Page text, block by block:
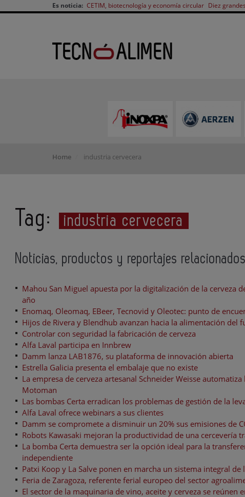
Es noticia: CETIM, biotecnología y economía circular Diez
Home industria cervecera
Tag: industria cervecera
Noticias, productos y reportajes
Mahou San Miguel apuesta por la digitalización de la cerveza
año
Enomaq, Oleomaq, EBeer, Tecnovid y Oleotec: punto de
Hijos de Rivera y Blendhub avanzan hacia la alimentación del
Controlar con seguridad la fabricación de cerveza
Alfa Laval participa en Innbrew
Damm lanza LAB1876, su plataforma de innovación abierta
Estrella Galicia presenta el embalaje que no existe
La empresa de cerveza artesanal Schneider Weisse
Motoman
Las bombas Certa erradican los problemas de gestión de la
Alfa Laval ofrece webinars a sus clientes
Damm se compromete a disminuir un 20% sus emisiones de
Robots Kawasaki mejoran la productividad de una cercevería
La bomba Certa demuestra ser la opción ideal para la
independiente
Patxi Koop y La Salve ponen en marcha un sistema integral de
Feria de Zaragoza, referente ferial europeo del sector
El sector de la maquinaria de vino, aceite y cerveza se reúnen